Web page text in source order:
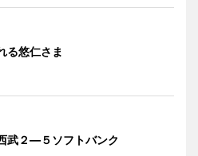
る悠仁さま
武２―５ソフトバンク